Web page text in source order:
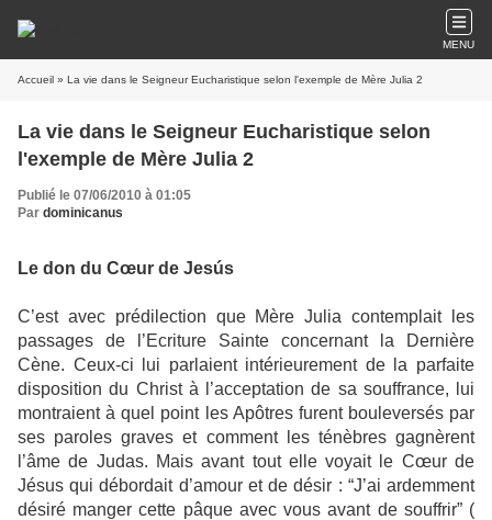
MENU
Accueil » La vie dans le Seigneur Eucharistique selon l'exemple de Mère Julia 2
La vie dans le Seigneur Eucharistique selon
l'exemple de Mère Julia 2
Publié le 07/06/2010 à 01:05
Par dominicanus
Le don du Cœur de Jesús
C’est avec prédilection que Mère Julia contemplait les
passages de l’Ecriture Sainte concernant la Dernière
Cène. Ceux-ci lui parlaient intérieurement de la parfaite
disposition du Christ à l’acceptation de sa souffrance, lui
montraient à quel point les Apôtres furent bouleversés par
ses paroles graves et comment les ténèbres gagnèrent
l’âme de Judas. Mais avant tout elle voyait le Cœur de
Jésus qui débordait d’amour et de désir : “J’ai ardemment
désiré manger cette pâque avec vous avant de souffrir” (